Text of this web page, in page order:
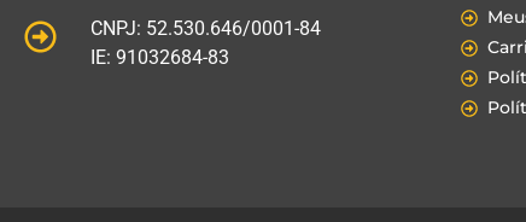
CNPJ: 52.530.646/0001-84
IE: 91032684-83